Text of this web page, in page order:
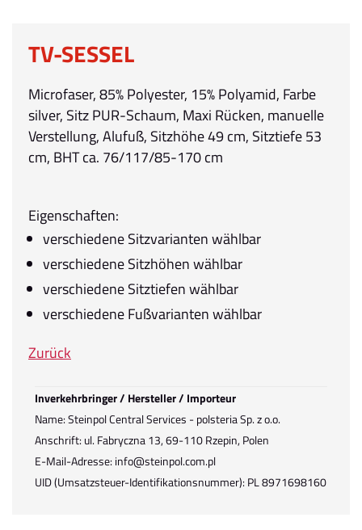
TV-SESSEL
Microfaser, 85% Polyester, 15% Polyamid, Farbe
silver, Sitz PUR-Schaum, Maxi Rücken, manuelle
Verstellung, Alufuß, Sitzhöhe 49 cm, Sitztiefe 53
cm, BHT ca. 76/117/85-170 cm
Eigenschaften:
verschiedene Sitzvarianten wählbar
verschiedene Sitzhöhen wählbar
verschiedene Sitztiefen wählbar
verschiedene Fußvarianten wählbar
Zurück
Inverkehrbringer / Hersteller / Importeur
Name: Steinpol Central Services - polsteria Sp. z o.o.
Anschrift: ul. Fabryczna 13, 69-110 Rzepin, Polen
E-Mail-Adresse: info@steinpol.com.pl
UID (Umsatzsteuer-Identifikationsnummer): PL 8971698160